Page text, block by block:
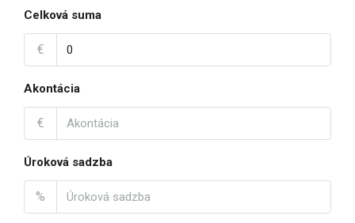
Celková suma
€
Akontácia
€
Úroková sadzba
%